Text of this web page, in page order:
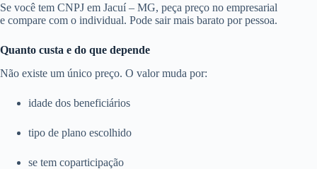
Se você tem CNPJ em Jacuí – MG, peça preço no empresarial
e compare com o individual. Pode sair mais barato por pessoa.
Quanto custa e do que depende
Não existe um único preço. O valor muda por:
idade dos beneficiários
tipo de plano escolhido
se tem coparticipação